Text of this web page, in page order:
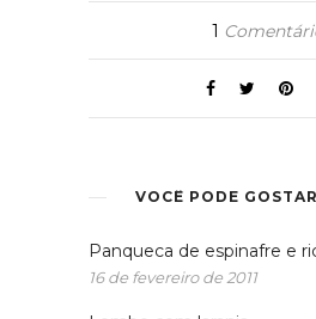
1
VOCÊ PODE
Panqueca de espinafre e
16 de fevereiro de 2011